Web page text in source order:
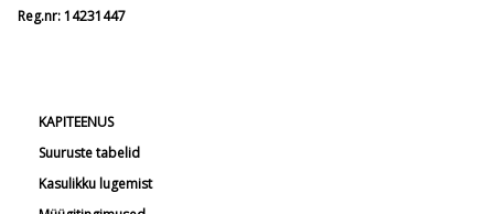
Reg.nr: 14231447
KAPITEENUS
Suuruste tabelid
Kasulikku lugemist